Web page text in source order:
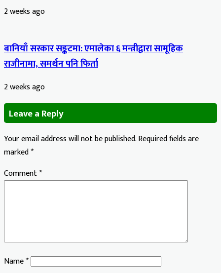
2 weeks ago
बानियाँ सरकार सङ्कटमा: एमालेका ६ मन्त्रीद्वारा सामूहिक
राजीनामा, समर्थन पनि फिर्ता
2 weeks ago
Leave a Reply
Your email address will not be published.Required fields are
marked*
Comment*
Name*